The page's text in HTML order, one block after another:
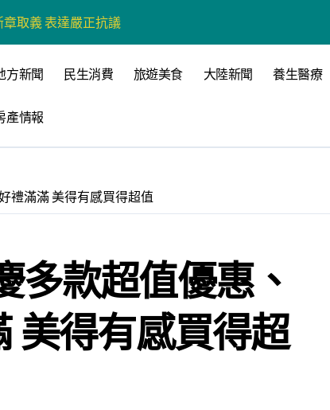
取義 表達嚴正抗議
水上運動
台 公開五大亮點
城鄉共好高雄
文學再出發
謝世豐螺絲捐助獎學金
方新聞 民生消費 旅遊美食 大陸新聞 養生醫療
產情報
禮滿滿 美得有感買得超值
多款超值優惠、
美得有感買得超